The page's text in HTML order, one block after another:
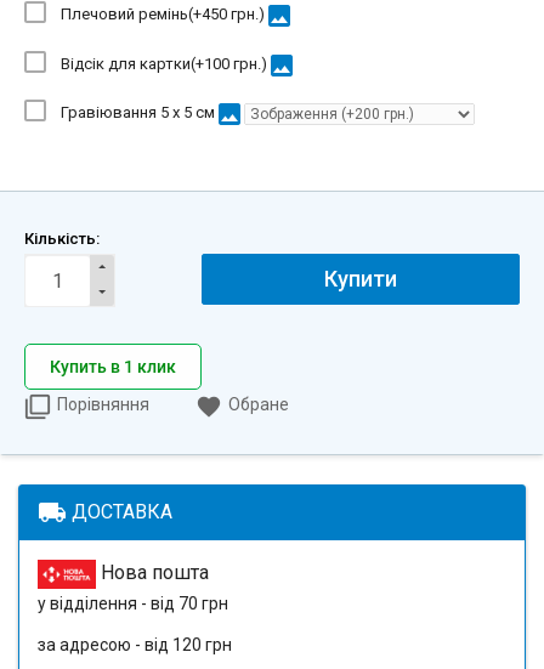
Плечовий ремінь(+450 грн.) image
Відсік для картки(+100 грн.) image
Гравіювання 5 х 5 см image
Кількість:
Купити
Купить в 1 клик
Порівняння
Обране
local_shipping ДОСТАВКА
Нова пошта
у відділення - від 70 грн
за адресою - від 120 грн